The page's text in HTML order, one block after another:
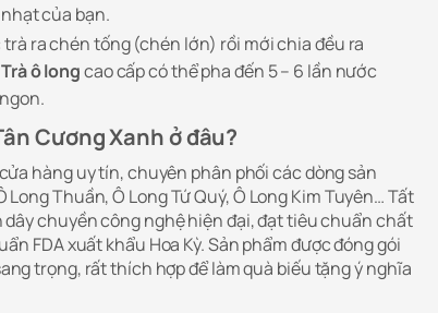
của bạn.
ra chén tống (chén lớn) rồi mới chia đều ra
Trà ô longcao cấp có thể pha đến 5 – 6 lần nước
Cương Xanh ở đâu?
hàng uy tín, chuyên phân phối các dòng sản
Thuần, Ô Long Tứ Quý, Ô Long Kim Tuyên… Tất
chuyền công nghệ hiện đại, đạt tiêu chuẩn chất
FDA xuất khẩu Hoa Kỳ. Sản phẩm được đóng gói
trọng, rất thích hợp để làm quà biếu tặng ý nghĩa